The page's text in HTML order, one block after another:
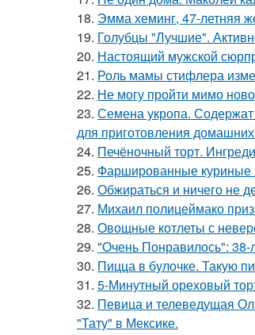
18. Эмма хеминг, 47-летняя
19. Голубцы "Лучшие".
20. Настоящий мужской
21. Роль мамы стифлера
22. Не могу пройти мимо
23. Семена укропа.
для приготовления
24. Печёночный торт.
25. Фаршированные куриные
26. Обжираться и ничего не
27. Михаил полицеймако
28. Овощные котлеты с
29. "Очень Понравилось": 38-
30. Пицца в булочке. Такую
31. 5-Минутный ореховый
32. Певица и телеведущая
"Тату" в Мексике.